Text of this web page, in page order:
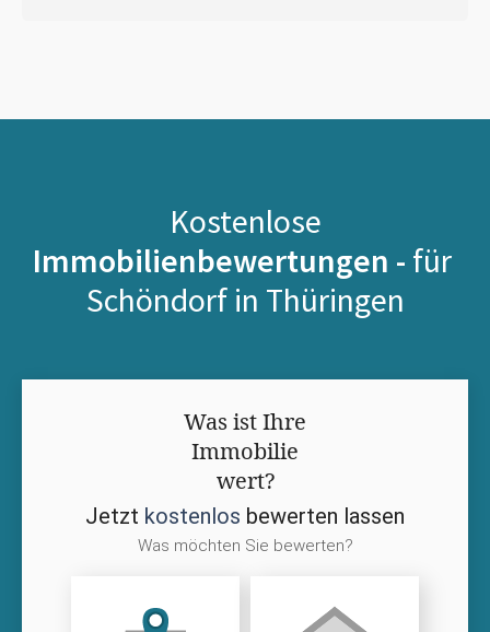
Kostenlose
Immobilienbewertungen - für
Schöndorf in Thüringen
Was ist Ihre
Immobilie
wert?
Jetzt kostenlos bewerten lassen
Was möchten Sie bewerten?